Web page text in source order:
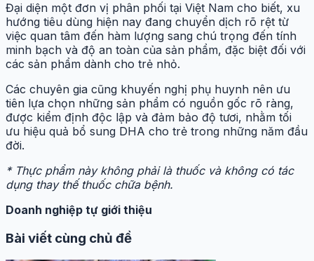
Đại diện một đơn vị phân phối tại Việt Nam cho biết, xu
hướng tiêu dùng hiện nay đang chuyển dịch rõ rệt từ
việc quan tâm đến hàm lượng sang chú trọng đến tính
minh bạch và độ an toàn của sản phẩm, đặc biệt đối với
các sản phẩm dành cho trẻ nhỏ.
Các chuyên gia cũng khuyến nghị phụ huynh nên ưu
tiên lựa chọn những sản phẩm có nguồn gốc rõ ràng,
được kiểm định độc lập và đảm bảo độ tươi, nhằm tối
ưu hiệu quả bổ sung DHA cho trẻ trong những năm đầu
đời.
* Thực phẩm này không phải là thuốc và không có tác
dụng thay thế thuốc chữa bệnh.
Doanh nghiệp tự giới thiệu
Bài viết cùng chủ đề